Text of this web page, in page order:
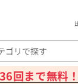
36回まで無料！